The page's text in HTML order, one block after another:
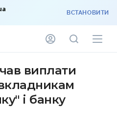
ВСТАНОВИТИ
виплати
і банку